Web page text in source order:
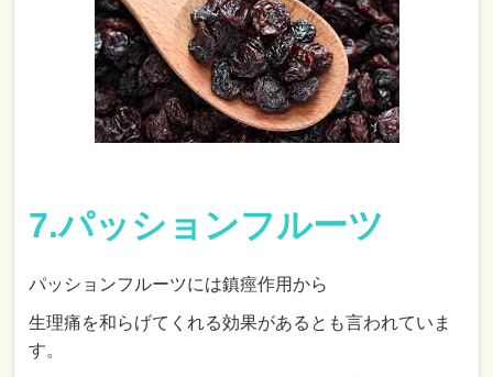
7.パッションフルーツ
パッションフルーツには鎮痙作用から
生理痛を和らげてくれる効果があるとも言われていま
す。